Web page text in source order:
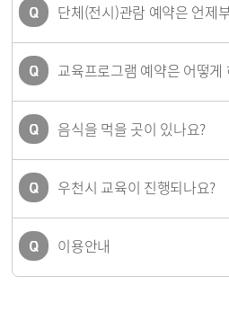
단체(전시)관람 예약은 언제
교육프로그램 예약은 어떻게
음식을 먹을 곳이 있나요?
우천시 교육이 진행되나요?
이용안내